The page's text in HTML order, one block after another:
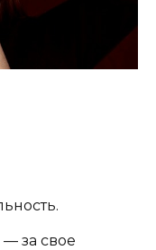
за свое